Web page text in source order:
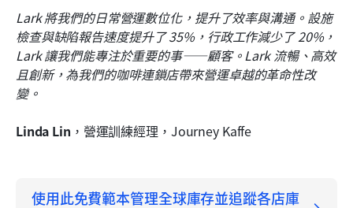
Lark 將我們的日常營運數位化，提升了效率與溝通。設施
檢查與缺陷報告速度提升了 35%，行政工作減少了 20%，
Lark 讓我們能專注於重要的事——顧客。Lark 流暢、高效
且創新，為我們的咖啡連鎖店帶來營運卓越的革命性改
變。
Linda Lin ，營運訓練經理，Journey Kaffe
使用此免費範本管理全球庫存並追蹤各店庫